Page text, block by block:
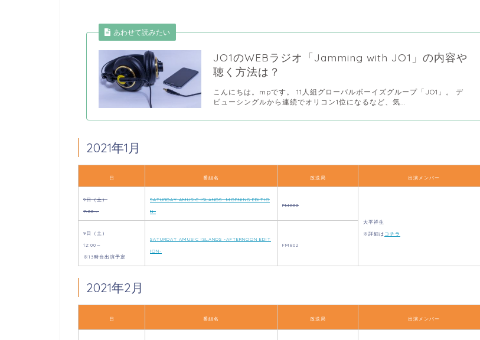
あわせて読みたい
JO1のWEBラジオ「Jamming with JO1」の内容や
聴く方法は？
こんにちは。mpです。 11人組グローバルボーイズグループ「JO1」。 デ
ビューシングルから連続でオリコン1位になるなど、気...
2021年1月
日 番組名 放送局 出演メンバー
9日（土）
7:00～
SATURDAY AMUSIC ISLANDS -MORNING EDITIO
N-
FM802
大平祥生
※詳細は コチラ
9日（土）
12:00～
※13時台出演予定
SATURDAY AMUSIC ISLANDS -AFTERNOON EDIT
ION-
FM802
2021年2月
日 番組名 放送局 出演メンバー